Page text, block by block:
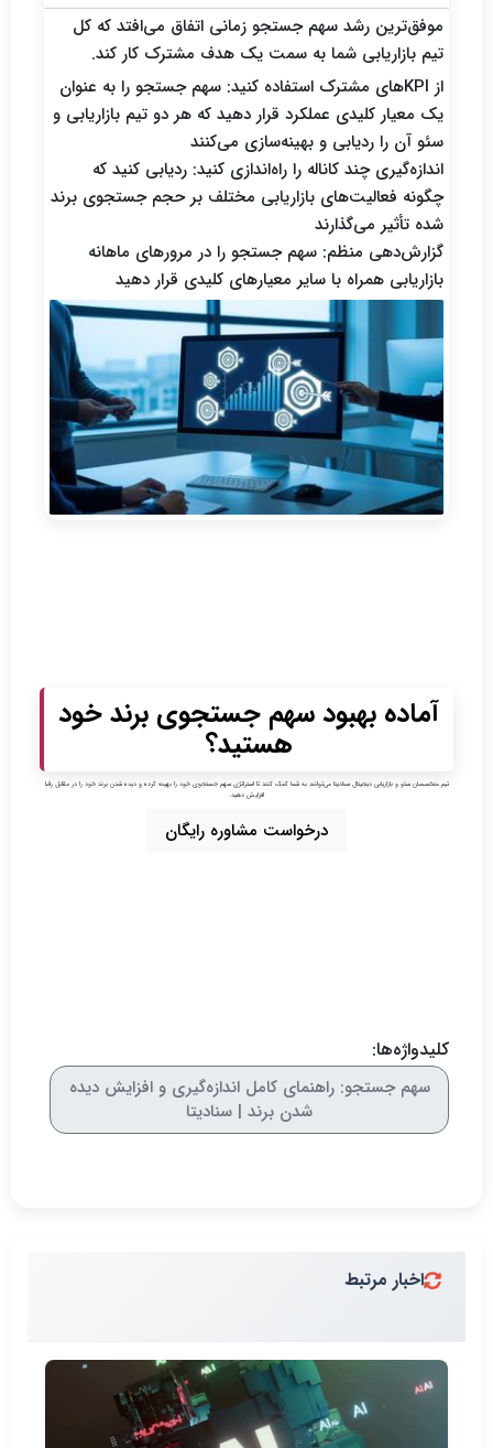
موفق‌ترین رشد سهم جستجو زمانی اتفاق می‌افتد که کل
تیم بازاریابی شما به سمت یک هدف مشترک کار کند.
از KPIهای مشترک استفاده کنید: سهم جستجو را به عنوان
یک معیار کلیدی عملکرد قرار دهید که هر دو تیم بازاریابی و
سئو آن را ردیابی و بهینه‌سازی می‌کنند
اندازه‌گیری چند کاناله را راه‌اندازی کنید: ردیابی کنید که
چگونه فعالیت‌های بازاریابی مختلف بر حجم جستجوی برند
شده تأثیر می‌گذارند
گزارش‌دهی منظم: سهم جستجو را در مرورهای ماهانه
بازاریابی همراه با سایر معیارهای کلیدی قرار دهید
آماده بهبود سهم جستجوی برند خود
هستید؟
تیم متخصصان سئو و بازاریابی دیجیتال سنادیتا می‌توانند به شما کمک کنند تا استراتژی سهم جستجوی خود را بهینه کرده و دیده شدن برند خود را در مقابل رقبا
افزایش دهید.
درخواست مشاوره رایگان
کلیدواژه‌ها:
سهم جستجو: راهنمای کامل اندازه‌گیری و افزایش دیده
شدن برند | سنادیتا
اخبار مرتبط